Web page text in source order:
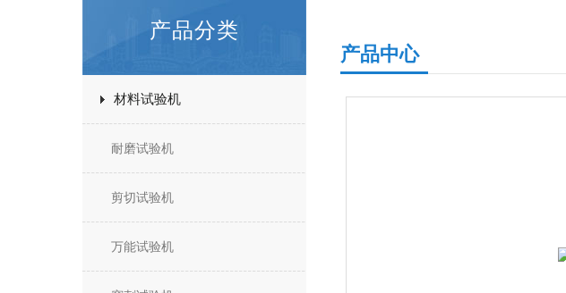
产品分类
材料试验机
耐磨试验机
剪切试验机
万能试验机
产品中心